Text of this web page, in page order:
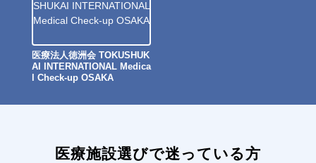
医療法人徳洲会 TOKUSHUK
AI INTERNATIONAL Medica
l Check-up OSAKA
医療施設選びで迷っている方